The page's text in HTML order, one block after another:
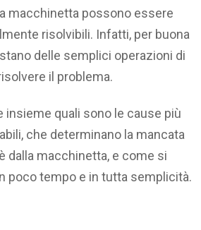
macchinetta possono essere
risolvibili. Infatti, per buona
delle semplici operazioni di
il problema.
insieme quali sono le cause più
che determinano la mancata
dalla macchinetta, e come si
poco tempo e in tutta semplicità.